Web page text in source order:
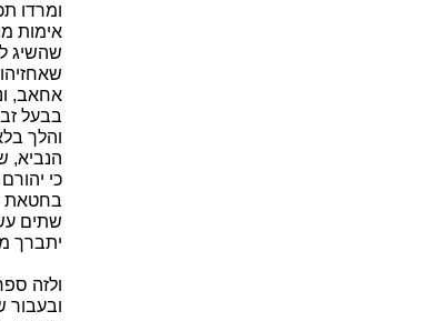
ומרדו
אימות
שהשיג
אחאב,
בבעל
והלך
הנביא,
כי
בחטאת
שתים
יתברך
ולזה
ובעבור